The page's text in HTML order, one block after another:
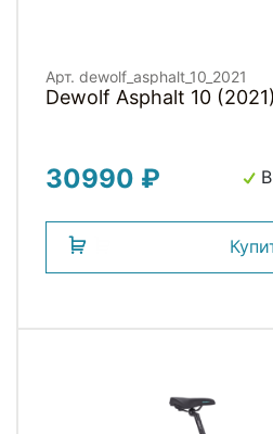
Арт. dewolf_asphalt_10_2021
Dewolf Asphalt 10 (2021)
30990 ₽